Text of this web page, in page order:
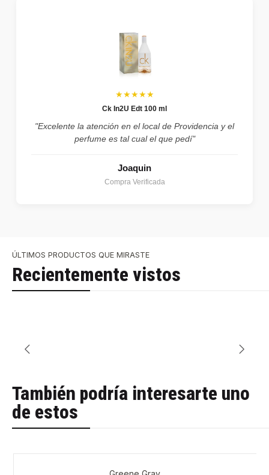
★★★★★
Ck In2U Edt 100 ml
"Excelente la atención en el local de Providencia y el
perfume es tal cual el que pedí"
Joaquin
Compra Verificada
ÚLTIMOS PRODUCTOS QUE MIRASTE
Recientemente vistos
También podría interesarte uno
de estos